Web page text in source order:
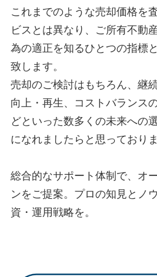
これまでのような売却価格を
ビスとは異なり、ご所有不動
為の適正を知るひとつの指標
致します。
売却のご検討はもちろん、継
向上・再生、コストバランス
どといった数多くの未来への
になれましたらと思っておりま
総合的なサポート体制で、オ
ンをご提案。プロの知見とノ
資・運用戦略を。